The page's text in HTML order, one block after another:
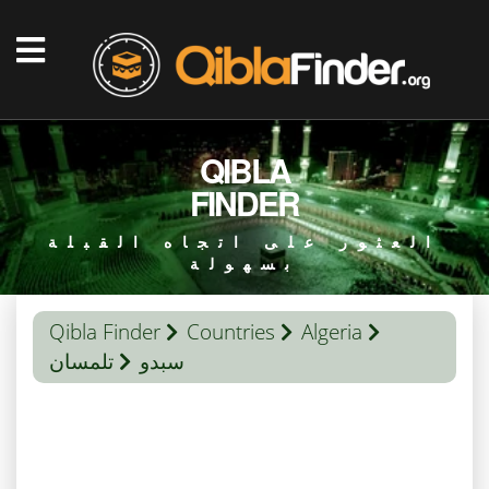
QIBLA
FINDER
العثور على اتجاه القبلة
بسهولة
Qibla Finder Countries
Algeria
تلمسان
سبدو